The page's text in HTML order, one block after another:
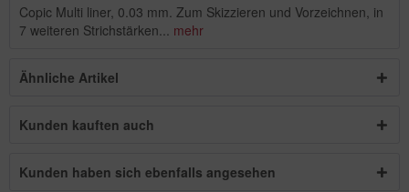
Copic Multi liner, 0.03 mm. Zum Skizzieren und Vorzeichnen, in
7 weiteren Strichstärken... mehr
Ähnliche Artikel
Kunden kauften auch
Kunden haben sich ebenfalls angesehen